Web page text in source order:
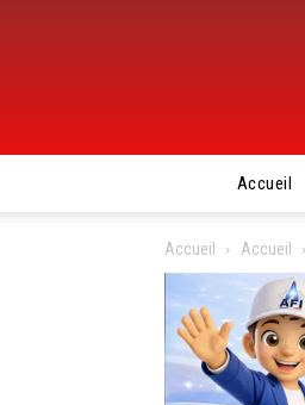
Accueil
Accueil Accueil